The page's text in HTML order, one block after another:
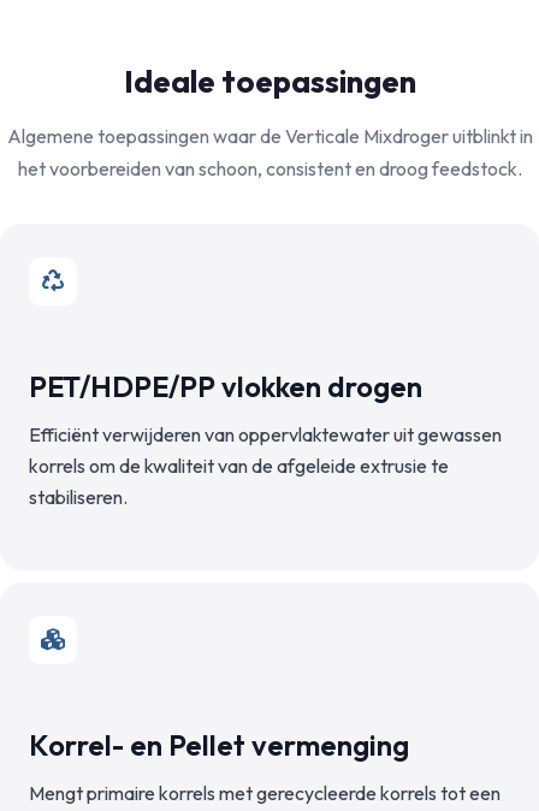
Ideale toepassingen
Algemene toepassingen waar de Verticale Mixdroger uitblinkt in
het voorbereiden van schoon, consistent en droog feedstock.
PET/HDPE/PP vlokken drogen
Efficiënt verwijderen van oppervlaktewater uit gewassen
korrels om de kwaliteit van de afgeleide extrusie te
stabiliseren.
Korrel- en Pellet vermenging
Mengt primaire korrels met gerecycleerde korrels tot een